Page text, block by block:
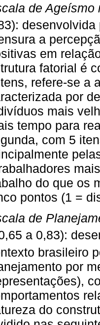
de Ageísmo
desenvolvida
a
em
fatorial é
refere-se a
por
mais
tempo para
com 5
do que os
pontos (1 =
de
a 0,83):
brasileiro
por
do